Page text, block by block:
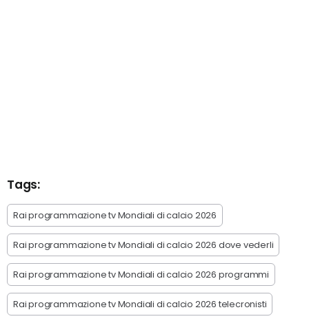
Tags:
Rai programmazione tv Mondiali di calcio 2026
Rai programmazione tv Mondiali di calcio 2026 dove vederli
Rai programmazione tv Mondiali di calcio 2026 programmi
Rai programmazione tv Mondiali di calcio 2026 telecronisti